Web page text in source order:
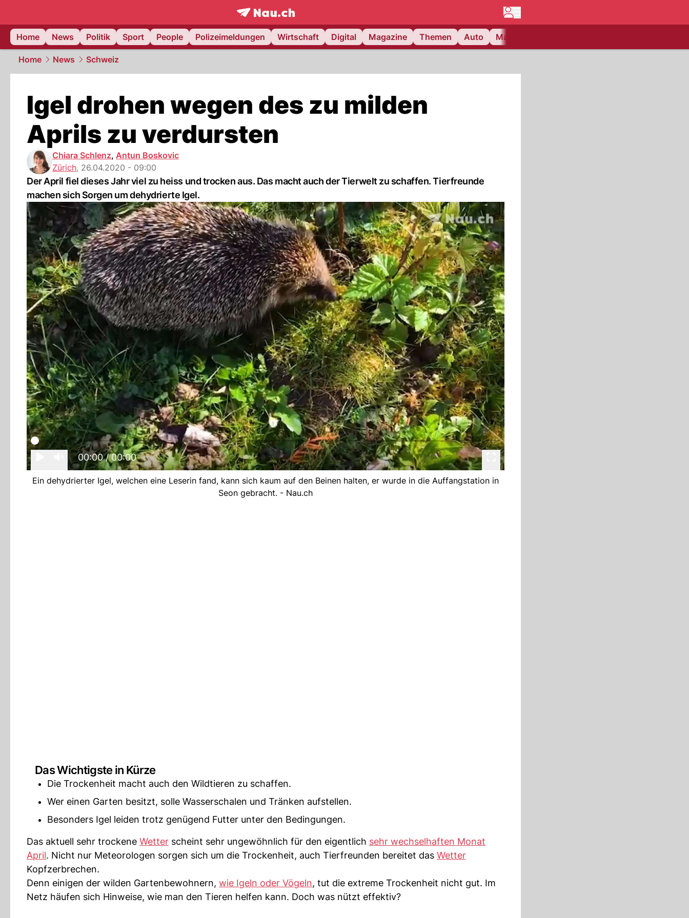
frontpage.NAU.ch
Home
News Politik Sport People Polizeimeldungen Wirtschaft Digital Magazine Themen Auto Matchcenter
Home News Schweiz
Igel drohen wegen des zu milden
Aprils zu verdursten
Chiara Schlenz, Antun Boskovic
Zürich, 26.04.2020 - 09:00
Der April fiel dieses Jahr viel zu heiss und trocken aus. Das macht auch der Tierwelt zu schaffen. Tierfreunde
machen sich Sorgen um dehydrierte Igel.
00:00/ 00:00
Ein dehydrierter Igel, welchen eine Leserin fand, kann sich kaum auf den Beinen halten, er wurde in die Auffangstation in
Seon gebracht. - Nau.ch
Das Wichtigste in Kürze
Die Trockenheit macht auch den Wildtieren zu schaffen.
Wer einen Garten besitzt, solle Wasserschalen und Tränken aufstellen.
Besonders Igel leiden trotz genügend Futter unter den Bedingungen.
Das aktuell sehr trockene Wetter scheint sehr ungewöhnlich für den eigentlich sehr wechselhaften Monat
April. Nicht nur Meteorologen sorgen sich um die Trockenheit, auch Tierfreunden bereitet das Wetter
Kopfzerbrechen.
Denn einigen der wilden Gartenbewohnern, wie Igeln oder Vögeln, tut die extreme Trockenheit nicht gut. Im
Netz häufen sich Hinweise, wie man den Tieren helfen kann. Doch was nützt effektiv?